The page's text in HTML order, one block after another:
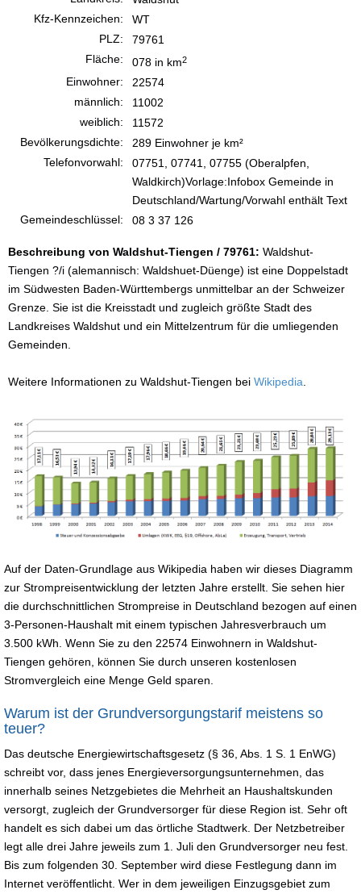
Kfz-Kennzeichen:
WT
PLZ:
79761
Fläche:
078 in km2
Einwohner:
22574
männlich:
11002
weiblich:
11572
Bevölkerungsdichte:
289 Einwohner je km²
Telefonvorwahl:
07751, 07741, 07755 (Oberalpfen,
Waldkirch)Vorlage:Infobox Gemeinde in
Deutschland/Wartung/Vorwahl enthält Text
Gemeindeschlüssel:
08 3 37 126
Beschreibung von Waldshut-Tiengen / 79761: Waldshut-
Tiengen ?/i (alemannisch: Waldshuet-Düenge) ist eine Doppelstadt
im Südwesten Baden-Württembergs unmittelbar an der Schweizer
Grenze. Sie ist die Kreisstadt und zugleich größte Stadt des
Landkreises Waldshut und ein Mittelzentrum für die umliegenden
Gemeinden.
Weitere Informationen zu Waldshut-Tiengen bei Wikipedia
Auf der Daten-Grundlage aus Wikipedia haben wir dieses Diagramm
zur Strompreisentwicklung der letzten Jahre erstellt. Sie sehen hier
die durchschnittlichen Strompreise in Deutschland bezogen auf einen
3-Personen-Haushalt mit einem typischen Jahresverbrauch um
3.500 kWh. Wenn Sie zu den 22574 Einwohnern in Waldshut-
Tiengen gehören, können Sie durch unseren kostenlosen
Stromvergleich eine Menge Geld sparen.
Warum ist der Grundversorgungstarif meistens so
teuer?
Das deutsche Energiewirtschaftsgesetz (§ 36, Abs. 1 S. 1 EnWG)
schreibt vor, dass jenes Energieversorgungsunternehmen, das
innerhalb seines Netzgebietes die Mehrheit an Haushaltskunden
versorgt, zugleich der Grundversorger für diese Region ist. Sehr oft
handelt es sich dabei um das örtliche Stadtwerk. Der Netzbetreiber
legt alle drei Jahre jeweils zum 1. Juli den Grundversorger neu fest.
Bis zum folgenden 30. September wird diese Festlegung dann im
Internet veröffentlicht. Wer in dem jeweiligen Einzugsgebiet zum